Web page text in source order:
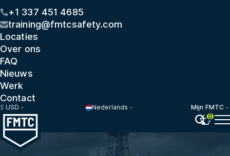
+1 337 451 4685
training@fmtcsafety.com
Locaties
Over ons
FAQ
Nieuws
Werk
Contact
$ USD Nederlands
Mijn FMTC
0